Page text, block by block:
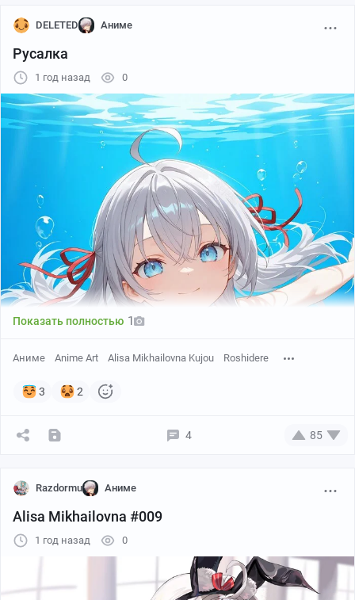
Автор: momoko (momopoco)
DELETED Аниме
Русалка
1 год назад 0
Показать полностью 1
Аниме Anime Art Alisa Mikhailovna Kujou Roshidere
3 2
4 85
Razdormu Аниме
Alisa Mikhailovna #009
1 год назад 0